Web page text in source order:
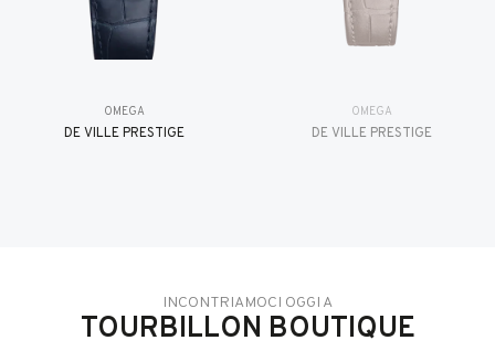
OMEGA
DE VILLE PRESTIGE
OMEGA
DE VILLE PRESTIGE
INCONTRIAMOCI OGGI A
TOURBILLON BOUTIQUE